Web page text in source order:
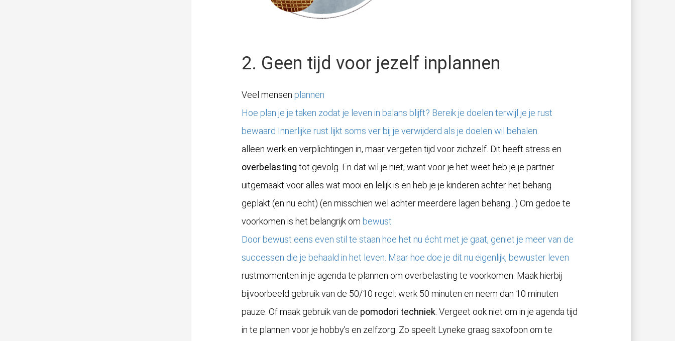
2. Geen tijd voor jezelf inplannen
Veel mensen plannen
Hoe plan je je taken zodat je leven in balans blijft? Bereik je doelen terwijl je je rust
bewaard Innerlijke rust lijkt soms ver bij je verwijderd als je doelen wil behalen.
alleen werk en verplichtingen in, maar vergeten tijd voor zichzelf. Dit heeft stress en
overbelasting tot gevolg. En dat wil je niet, want voor je het weet heb je je partner
uitgemaakt voor alles wat mooi en lelijk is en heb je je kinderen achter het behang
geplakt (en nu echt) (en misschien wel achter meerdere lagen behang...) Om gedoe te
voorkomen is het belangrijk om bewust
Door bewust eens even stil te staan hoe het nu écht met je gaat, geniet je meer van de
successen die je behaald in het leven. Maar hoe doe je dit nu eigenlijk, bewuster leven
rustmomenten in je agenda te plannen om overbelasting te voorkomen. Maak hierbij
bijvoorbeeld gebruik van de 50/10 regel: werk 50 minuten en neem dan 10 minuten
pauze. Of maak gebruik van de pomodori techniek. Vergeet ook niet om in je agenda tijd
in te plannen voor je hobby's en zelfzorg. Zo speelt Lyneke graag saxofoon om te